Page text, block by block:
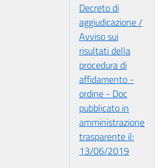
Decreto di
aggiudicazione /
Avviso sui
risultati della
procedura di
affidamento -
ordine - Doc
pubblicato in
amministrazione
trasparente il:
13/06/2019